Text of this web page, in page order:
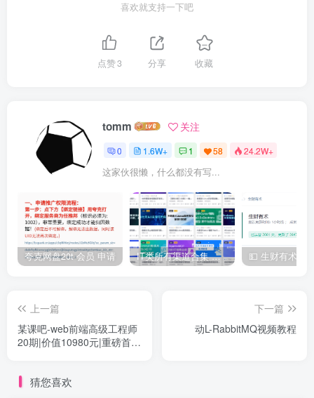
喜欢就支持一下吧
点赞3 分享 收藏
tomm 关注
0 1.6W+ 1 58 24.2W+
这家伙很懒，什么都没有写...
夸克网盘20t 会员 申请 IT类所有渠道合集 持续日更，目前近四千多条资源 年费用户微信私信获取权限
上一篇
某课吧-web前端高级工程师
20期|价值10980元|重磅首
下一篇
动L-RabbitMQ视频教程
猜您喜欢